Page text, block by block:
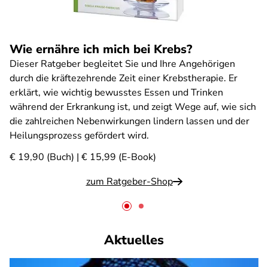
Wie ernähre ich mich bei Krebs?
Dieser Ratgeber begleitet Sie und Ihre Angehörigen
durch die kräftezehrende Zeit einer Krebstherapie. Er
erklärt, wie wichtig bewusstes Essen und Trinken
während der Erkrankung ist, und zeigt Wege auf, wie sich
die zahlreichen Nebenwirkungen lindern lassen und der
Heilungsprozess gefördert wird.
€ 19,90 (Buch) | € 15,99 (E-Book)
zum Ratgeber-Shop
Aktuelles